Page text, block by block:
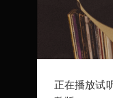
正在播放试